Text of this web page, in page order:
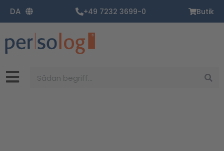
indholdet
DA +49 7232 3699-0 Butik